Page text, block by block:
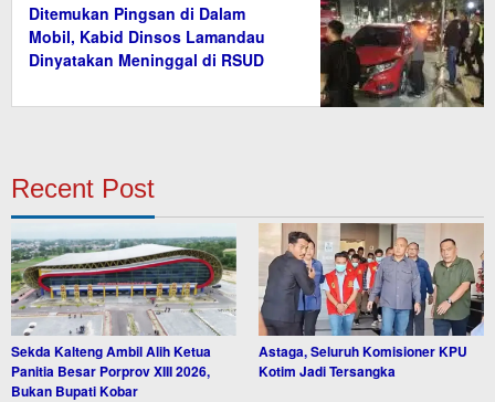
Ditemukan Pingsan di Dalam
Mobil, Kabid Dinsos Lamandau
Dinyatakan Meninggal di RSUD
Recent Post
Sekda Kalteng Ambil Alih Ketua
Panitia Besar Porprov XIII 2026,
Bukan Bupati Kobar
Astaga, Seluruh Komisioner KPU
Kotim Jadi Tersangka